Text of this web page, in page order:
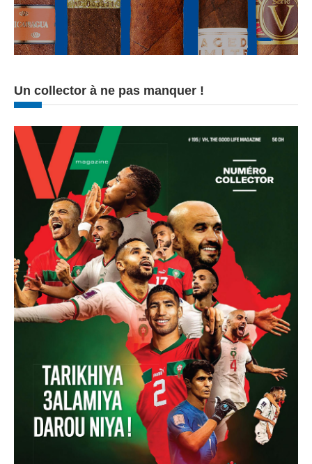
Un collector à ne pas manquer !